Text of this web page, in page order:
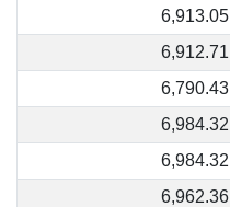
6,913.05
6,912.71
6,790.43
6,984.32
6,984.32
6,962.36